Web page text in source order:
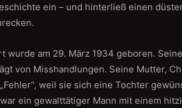
ein – und hinterließ einen
wurde am 29. März 1934 geboren.
von Misshandlungen. Seine Mutter,
weil sie sich eine Tochter
ein gewalttätiger Mann mit einem